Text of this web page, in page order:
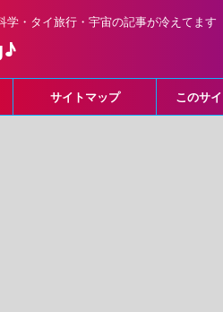
学・タイ旅行・宇宙の記事が冷えてます
サイトマップ このサ